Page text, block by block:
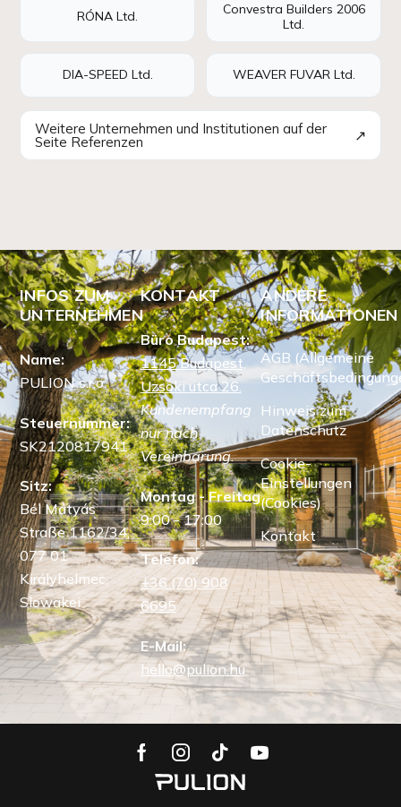
RÓNA Ltd.
Convestra Builders 2006
Ltd.
DIA-SPEED Ltd. WEAVER FUVAR Ltd.
Weitere Unternehmen und Institutionen auf der
Seite Referenzen ↗
INFOS ZUM
UNTERNEHMEN
Name:
PULION s.r.o.
Steuernummer:
SK2120817941
Sitz:
Bél Mátyás
Straße 1162/34,
077 01
Királyhelmec,
Slowakei
KONTAKT
Büro Budapest:
1145 Budapest,
Uzsoki utca 26.
Kundenempfang
nur nach
Vereinbarung.
Montag - Freitag
9:00 - 17:00
Telefon:
+36 (70) 908
6695
E-Mail:
hello@pulion.hu
ANDERE
INFORMATIONEN
AGB (Allgemeine
Hinweis zum
Datenschutz
Cookie-
Einstellungen
(Cookies)
Kontakt